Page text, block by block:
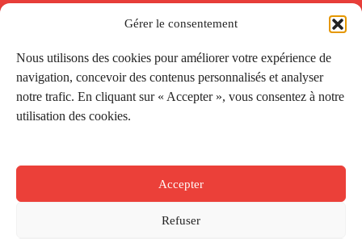
Gérer le consentement
Nous utilisons des cookies pour améliorer votre expérience de
navigation, concevoir des contenus personnalisés et analyser
notre trafic. En cliquant sur « Accepter », vous consentez à notre
utilisation des cookies.
Accepter
Refuser
Conditions générales de vente
Réductions de la Carte Côté Courrier
Application